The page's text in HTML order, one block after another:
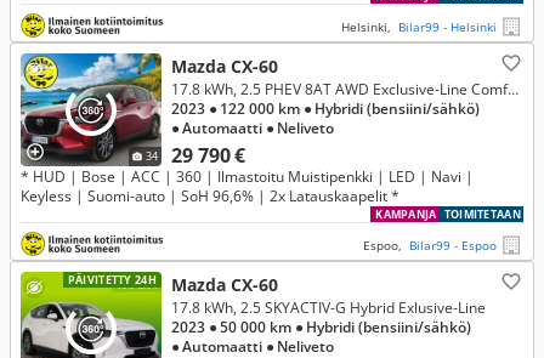
Helsinki, Bilar99 - Helsinki
34
Mazda CX-60
29 790 €
17.8 kWh, 2.5 PHEV 8AT AWD Exclusive-Line Comfort
2023 ● 122 000 km ● Hybridi (bensiini/sähkö)
● Automaatti ● Neliveto
* HUD | Bose | ACC | 360 | Ilmastoitu Muistipenkki | LED | Navi |
Keyless | Suomi-auto | SoH 96,6% | 2x Latauskaapelit *
TOIMITETAAN
KAMPANJA
Espoo, Bilar99 - Espoo
PÄIVITETTY 24H Mazda CX-60
17.8 kWh, 2.5 SKYACTIV-G Hybrid Exlusive-Line
2023 ● 50 000 km ● Hybridi (bensiini/sähkö)
● Automaatti ● Neliveto